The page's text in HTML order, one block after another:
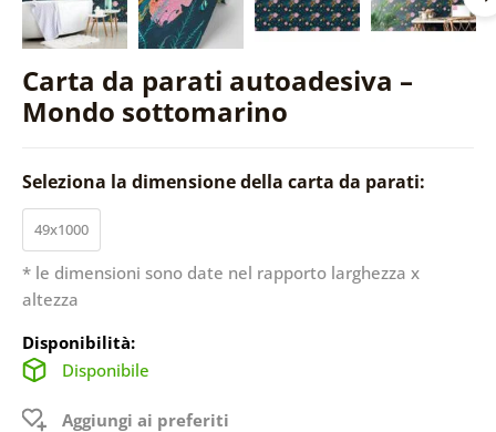
Carta da parati autoadesiva –
Mondo sottomarino
Seleziona la dimensione della carta da parati:
49x1000
* le dimensioni sono date nel rapporto larghezza x
altezza
Disponibilità:
Disponibile
Aggiungi ai preferiti